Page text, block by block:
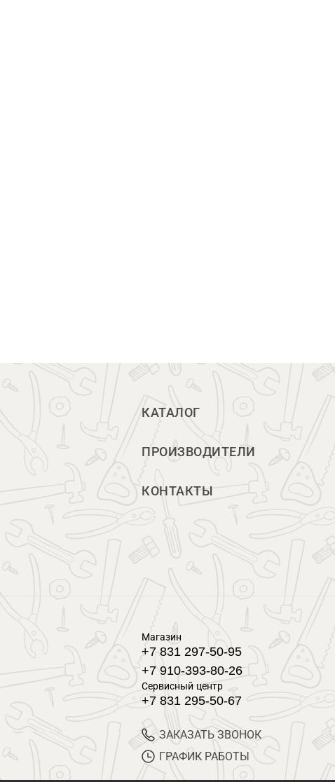
КАТАЛОГ
ПРОИЗВОДИТЕЛИ
КОНТАКТЫ
Магазин
+7 831 297-50-95
+7 910-393-80-26
Сервисный центр
+7 831 295-50-67
ЗАКАЗАТЬ ЗВОНОК
ГРАФИК РАБОТЫ